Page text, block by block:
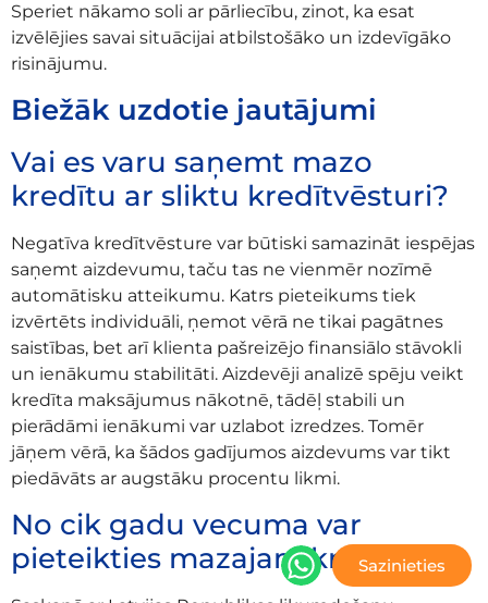
Speriet nākamo soli ar pārliecību, zinot, ka esat
izvēlējies savai situācijai atbilstošāko un izdevīgāko
risinājumu.
Biežāk uzdotie jautājumi
Vai es varu saņemt mazo
kredītu ar sliktu kredītvēsturi?
Negatīva kredītvēsture var būtiski samazināt iespējas
saņemt aizdevumu, taču tas ne vienmēr nozīmē
automātisku atteikumu. Katrs pieteikums tiek
izvērtēts individuāli, ņemot vērā ne tikai pagātnes
saistības, bet arī klienta pašreizējo finansiālo stāvokli
un ienākumu stabilitāti. Aizdevēji analizē spēju veikt
kredīta maksājumus nākotnē, tādēļ stabili un
pierādāmi ienākumi var uzlabot izredzes. Tomēr
jāņem vērā, ka šādos gadījumos aizdevums var tikt
piedāvāts ar augstāku procentu likmi.
No cik gadu vecuma var
pieteikties mazajam kredītam?
Sazinieties